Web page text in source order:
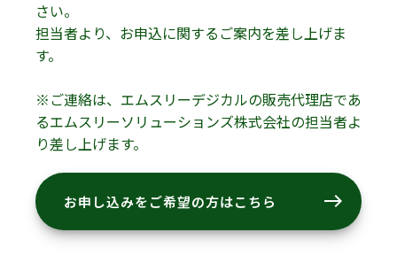
さい。
担当者より、お申込に関するご案内を差し上げま
す。
※ご連絡は、エムスリーデジカルの販売代理店であ
るエムスリーソリューションズ株式会社の担当者よ
り差し上げます。
お申し込みをご希望の方はこちら east